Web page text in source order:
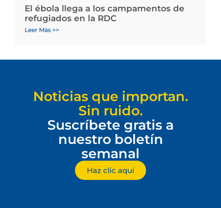
El ébola llega a los campamentos de
refugiados en la RDC
Leer Más >>
Noticias que importan.
Sin ruido.
Suscríbete gratis a
nuestro boletín
semanal
Haz clic aquí